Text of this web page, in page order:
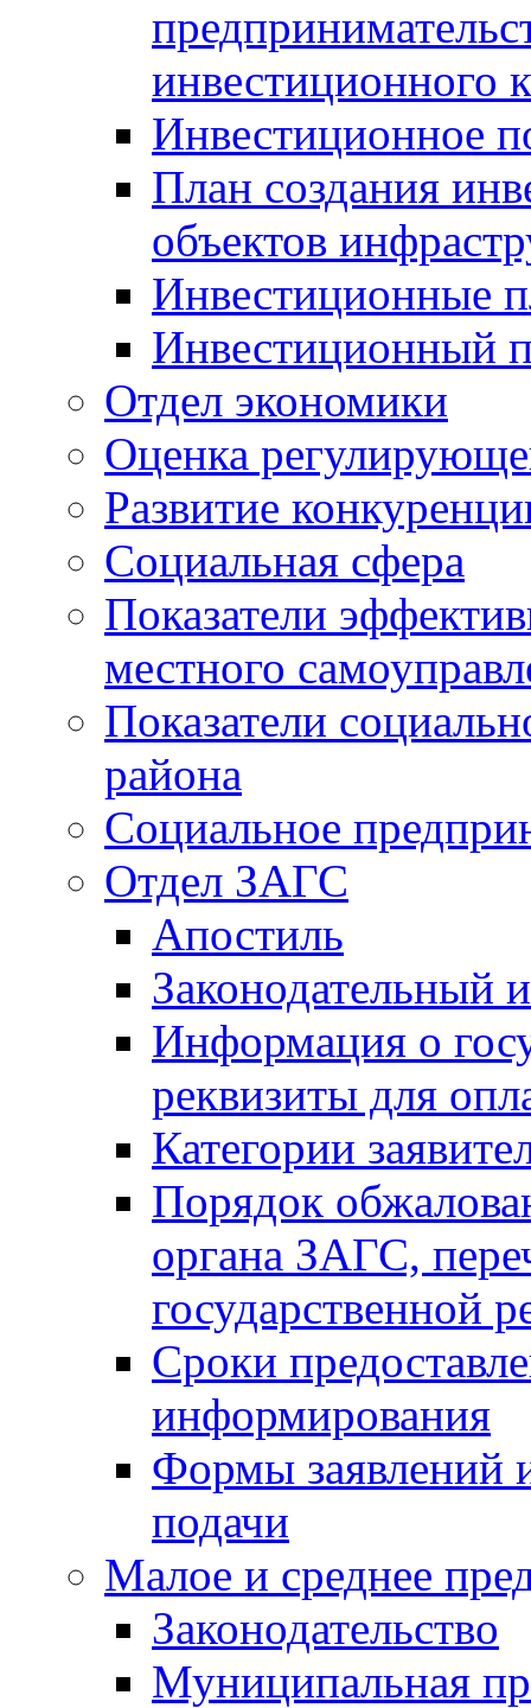
инвестиционного
Инвестиционное
План создания
объектов
Инвестиционные
Инвестиционный
Отдел экономики
Оценка
Развитие
Социальная сфера
Показатели
местного
Показатели
района
Социальное
Отдел ЗАГС
Апостиль
Законодательный
Информация о
реквизиты для
Категории
Порядок
органа ЗАГС,
государственной
Сроки
информирования
Формы заявлений
подачи
Малое и среднее
Законодательство
Муниципальная